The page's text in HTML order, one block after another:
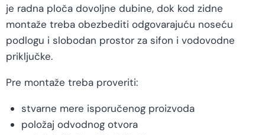
je radna ploča dovoljne dubine, dok kod zidne
montaže treba obezbediti odgovarajuću noseću
podlogu i slobodan prostor za sifon i vodovodne
priključke.
Pre montaže treba proveriti:
stvarne mere isporučenog proizvoda
položaj odvodnog otvora